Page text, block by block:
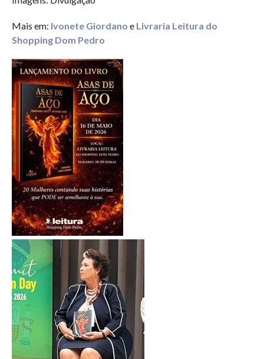
Mais em: Ivonete Giordano e Livraria Leitura do
Shopping Dom Pedro